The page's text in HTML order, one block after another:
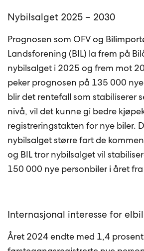
Nybilsalget 2025 – 2030
Prognosen som OFV og
Landsforening (BIL) la frem på
nybilsalget i 2025 og frem mot
peker prognosen på 135 000
blir det rentefall som stabiliserer
nivå, vil det kunne gi bedre
registreringstakten for nye biler.
nybilsalget større fart de
og BIL tror nybilsalget vil
150 000 nye personbiler i året
Internasjonal interesse for
Året 2024 endte med 1,4